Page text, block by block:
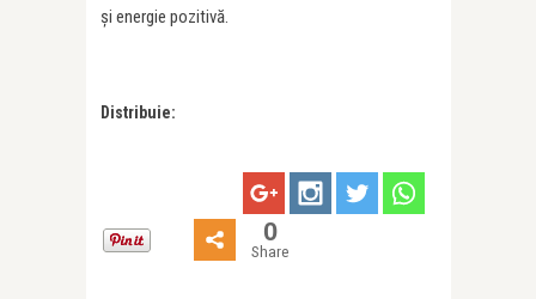
și energie pozitivă.
Distribuie:
0
Share